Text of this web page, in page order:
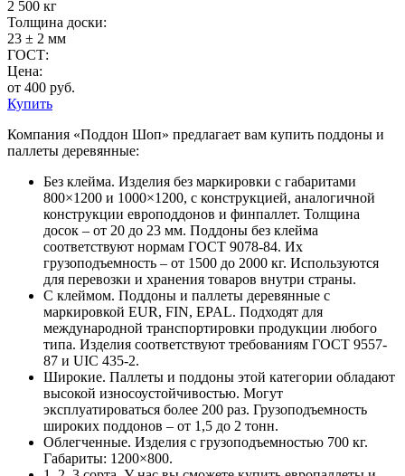
2 500 кг
Толщина доски:
23 ± 2 мм
ГОСТ:
Цена:
от 400 руб.
Купить
Компания «Поддон Шоп» предлагает вам купить поддоны и
паллеты деревянные:
Без клейма. Изделия без маркировки с габаритами
800×1200 и 1000×1200, с конструкцией, аналогичной
конструкции европоддонов и финпаллет. Толщина
досок – от 20 до 23 мм. Поддоны без клейма
соответствуют нормам ГОСТ 9078-84. Их
грузоподъемность – от 1500 до 2000 кг. Используются
для перевозки и хранения товаров внутри страны.
С клеймом. Поддоны и паллеты деревянные с
маркировкой EUR, FIN, EPAL. Подходят для
международной транспортировки продукции любого
типа. Изделия соответствуют требованиям ГОСТ 9557-
87 и UIC 435-2.
Широкие. Паллеты и поддоны этой категории обладают
высокой износоустойчивостью. Могут
эксплуатироваться более 200 раз. Грузоподъемность
широких поддонов – от 1,5 до 2 тонн.
Облегченные. Изделия с грузоподъемностью 700 кг.
Габариты: 1200×800.